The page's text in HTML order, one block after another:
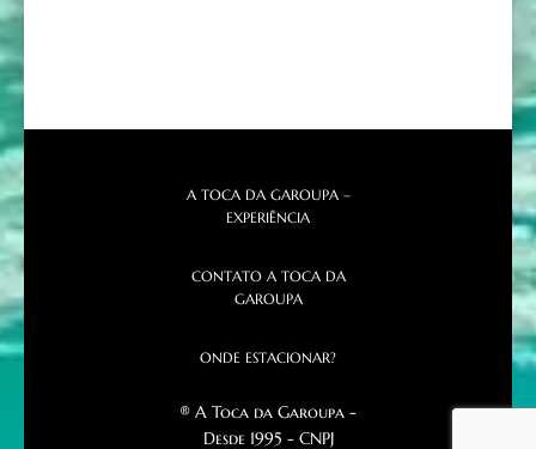
A TOCA DA GAROUPA –
EXPERIÊNCIA
CONTATO A TOCA DA
GAROUPA
ONDE ESTACIONAR?
® A Toca da Garoupa -
Desde 1995 - CNPJ